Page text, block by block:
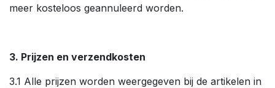
meer kosteloos geannuleerd worden.
3. Prijzen en verzendkosten
3.1 Alle prijzen worden weergegeven bij de artikelen in